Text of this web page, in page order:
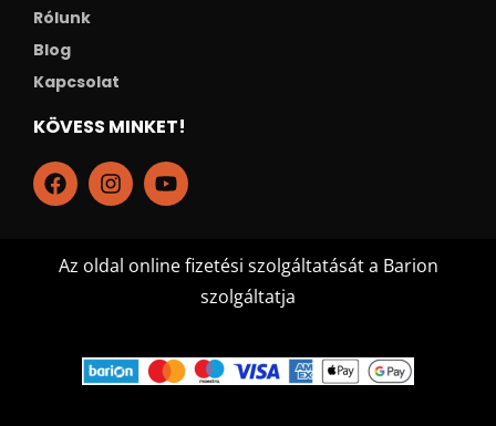
Rólunk
Blog
Kapcsolat
KÖVESS MINKET!
Az oldal online fizetési szolgáltatását a Barion
szolgáltatja